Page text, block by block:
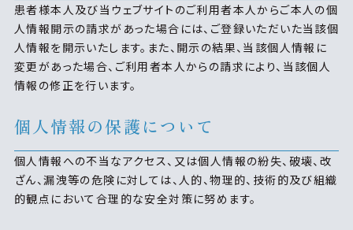
患者様本人及び当ウェブサイトのご利用者本人からご本人の個
人情報開示の請求があった場合には、ご登録いただいた当該個
人情報を開示いたします。また、開示の結果、当該個人情報に
変更があった場合、ご利用者本人からの請求により、当該個人
情報の修正を行います。
個人情報の保護について
個人情報への不当なアクセス、又は個人情報の紛失、破壊、改
ざん、漏洩等の危険に対しては、人的、物理的、技術的及び組織
的観点において合理的な安全対策に努めます。